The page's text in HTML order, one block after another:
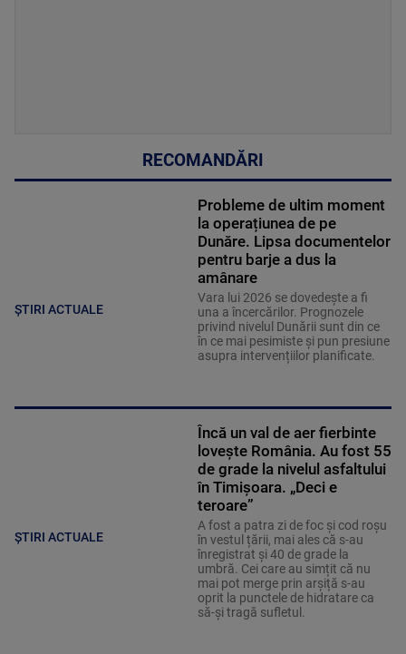
RECOMANDĂRI
ȘTIRI ACTUALE
Probleme de ultim moment
la operațiunea de pe
Dunăre. Lipsa documentelor
pentru barje a dus la
amânare
Vara lui 2026 se dovedește a fi
una a încercărilor. Prognozele
privind nivelul Dunării sunt din ce
în ce mai pesimiste și pun presiune
asupra intervențiilor planificate.
ȘTIRI ACTUALE
Încă un val de aer fierbinte
lovește România. Au fost 55
de grade la nivelul asfaltului
în Timișoara. „Deci e
teroare”
A fost a patra zi de foc și cod roșu
în vestul țării, mai ales că s-au
înregistrat și 40 de grade la
umbră. Cei care au simțit că nu
mai pot merge prin arșiță s-au
oprit la punctele de hidratare ca
să-și tragă sufletul.